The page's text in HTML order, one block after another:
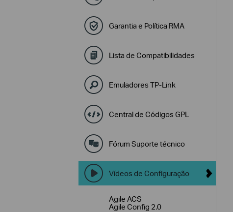
Garantia e Política RMA
Lista de Compatibilidades
Emuladores TP-Link
Central de Códigos GPL
Fórum Suporte técnico
Vídeos de Configuração
Agile ACS
Agile Config 2.0